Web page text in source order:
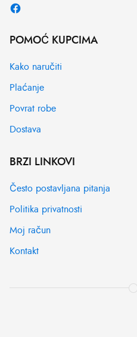
POMOĆ KUPCIMA
Kako naručiti
Plaćanje
Povrat robe
Dostava
BRZI LINKOVI
Često postavljana pitanja
Politika privatnosti
Moj račun
Kontakt